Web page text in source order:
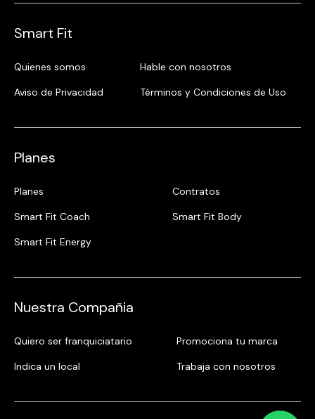
Smart Fit
Quienes somos
Hable con nosotros
Aviso de Privacidad
Términos y Condiciones de Uso
Planes
Planes
Contratos
Smart Fit Coach
Smart Fit Body
Smart Fit Energy
Nuestra Compañia
Quiero ser franquiciatario
Promociona tu marca
Indica un local
Trabaja con nosotros